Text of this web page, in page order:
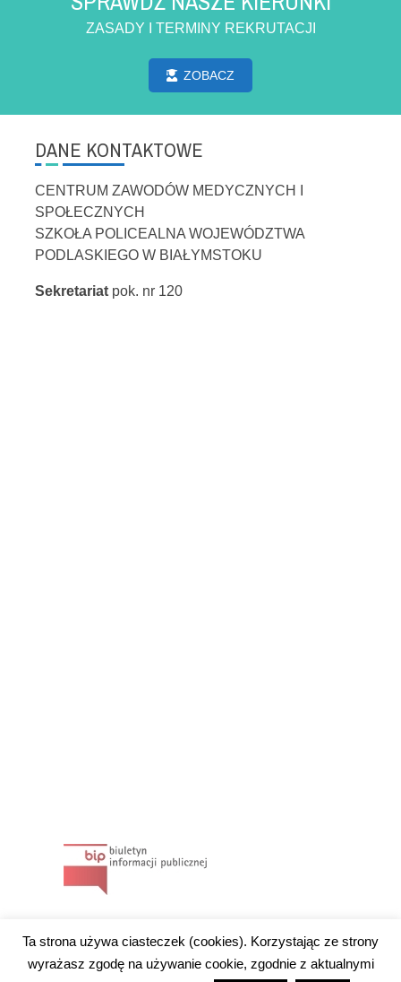
ZASADY I TERMINY REKRUTACJI
ZOBACZ
DANE KONTAKTOWE
CENTRUM ZAWODÓW MEDYCZNYCH I
SPOŁECZNYCH
SZKOŁA POLICEALNA WOJEWÓDZTWA
PODLASKIEGO W BIAŁYMSTOKU
Sekretariat pok. nr 120
Ta strona używa ciasteczek (cookies). Korzystając ze strony
wyrażasz zgodę na używanie cookie, zgodnie z aktualnymi